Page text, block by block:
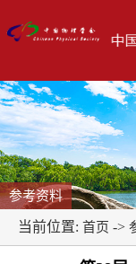
参考资料
当前位置: 首页 ->